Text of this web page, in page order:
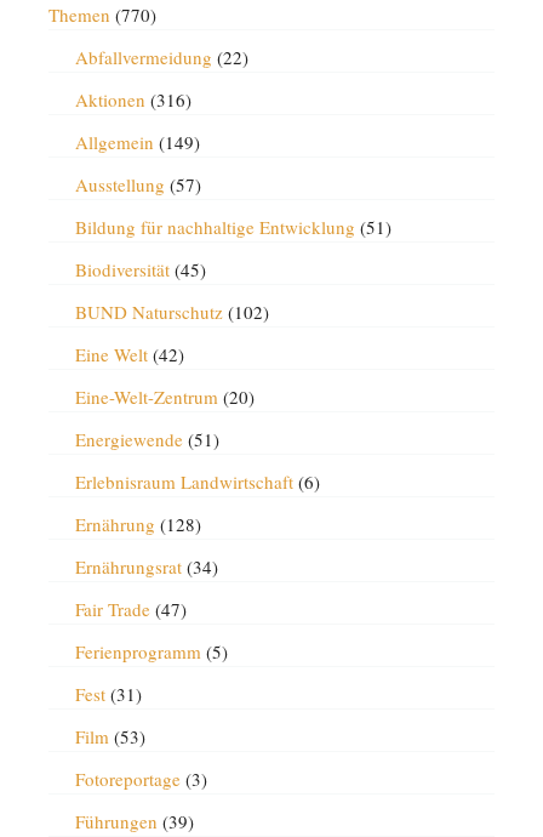
Themen (770)
Abfallvermeidung (22)
Aktionen (316)
Allgemein (149)
Ausstellung (57)
Bildung für nachhaltige Entwicklung (51)
Biodiversität(45)
BUND Naturschutz(102)
Eine Welt(42)
Eine-Welt-Zentrum (20)
Energiewende(51)
Erlebnisraum Landwirtschaft(6)
Ernährung (128)
Ernährungsrat(34)
Fair Trade(47)
Ferienprogramm (5)
Fest(31)
Film (53)
Fotoreportage(3)
Führungen (39)